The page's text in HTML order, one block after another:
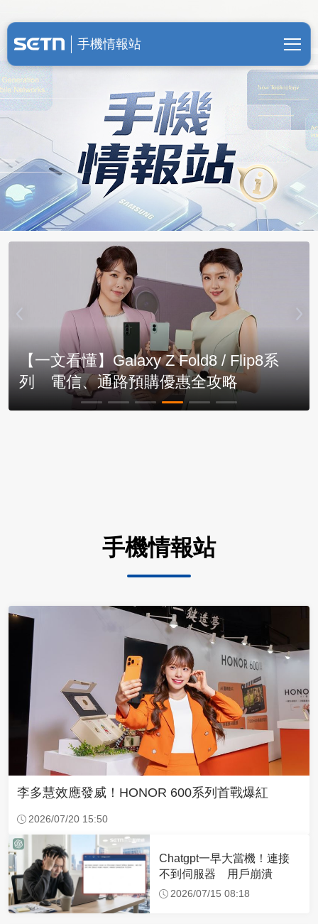
手機情報站
【一文看懂】Galaxy Z Fold8 / Flip8系
列 電信、通路預購優惠全攻略
手機情報站
李多慧效應發威！HONOR 600系列首戰爆紅
2026/07/20 15:50
Chatgpt一早大當機！連接
不到伺服器 用戶崩潰
2026/07/15 08:18